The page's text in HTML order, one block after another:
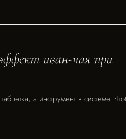
иван-чая при
а инструмент в системе.